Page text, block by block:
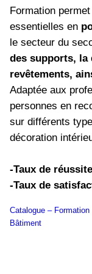
Formation
essentielles en
le secteur du
des supports, la
revêtements,
Adaptée aux
personnes en
sur différents
décoration
-Taux de
-Taux de
Catalogue –
Bâtiment